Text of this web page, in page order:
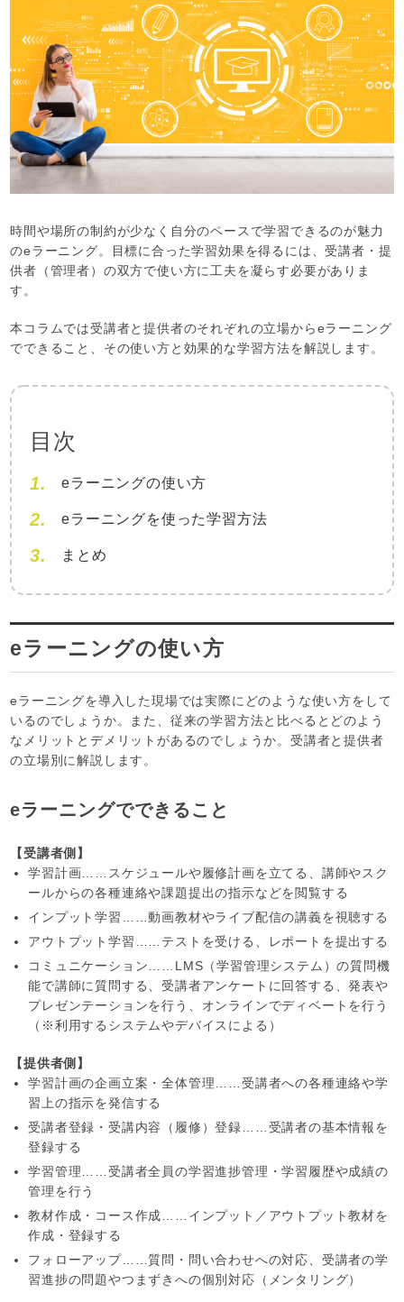
時間や場所の制約が少なく自分のペースで学習できるのが魅力
のeラーニング。目標に合った学習効果を得るには、受講者・提
供者（管理者）の双方で使い方に工夫を凝らす必要がありま
す。
本コラムでは受講者と提供者のそれぞれの立場からeラーニング
でできること、その使い方と効果的な学習方法を解説します。
目次
eラーニングの使い方
eラーニングを使った学習方法
まとめ
eラーニングの使い方
eラーニングを導入した現場では実際にどのような使い方をして
いるのでしょうか。また、従来の学習方法と比べるとどのよう
なメリットとデメリットがあるのでしょうか。受講者と提供者
の立場別に解説します。
eラーニングでできること
【受講者側】
学習計画……スケジュールや履修計画を立てる、講師やスク
ールからの各種連絡や課題提出の指示などを閲覧する
インプット学習……動画教材やライブ配信の講義を視聴する
アウトプット学習……テストを受ける、レポートを提出する
コミュニケーション……LMS（学習管理システム）の質問機
能で講師に質問する、受講者アンケートに回答する、発表や
プレゼンテーションを行う、オンラインでディベートを行う
（※利用するシステムやデバイスによる）
【提供者側】
学習計画の企画立案・全体管理……受講者への各種連絡や学
習上の指示を発信する
受講者登録・受講内容（履修）登録……受講者の基本情報を
登録する
学習管理……受講者全員の学習進捗管理・学習履歴や成績の
管理を行う
教材作成・コース作成……インプット／アウトプット教材を
作成・登録する
フォローアップ……質問・問い合わせへの対応、受講者の学
習進捗の問題やつまずきへの個別対応（メンタリング）